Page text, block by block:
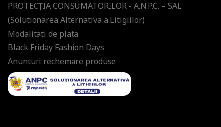
PROTECŢIA CONSUMATORILOR - A.N.P.C. – SAL
(Solutionarea Alternativa a Litigiilor)
Modalitati de plata
Black Friday Fashion Days
Anunturi rechemare produse